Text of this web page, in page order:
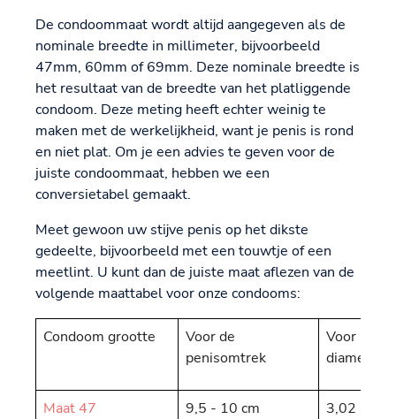
De condoommaat wordt altijd aangegeven als de
nominale breedte in millimeter, bijvoorbeeld
47mm, 60mm of 69mm. Deze nominale breedte is
het resultaat van de breedte van het platliggende
condoom. Deze meting heeft echter weinig te
maken met de werkelijkheid, want je penis is rond
en niet plat. Om je een advies te geven voor de
juiste condoommaat, hebben we een
conversietabel gemaakt.
Meet gewoon uw stijve penis op het dikste
gedeelte, bijvoorbeeld met een touwtje of een
meetlint. U kunt dan de juiste maat aflezen van de
volgende maattabel voor onze condooms:
Condoom grootte
Voor de
penisomtrek
Voor penis
diameter
Maat 47 9,5 - 10 cm 3,02 -